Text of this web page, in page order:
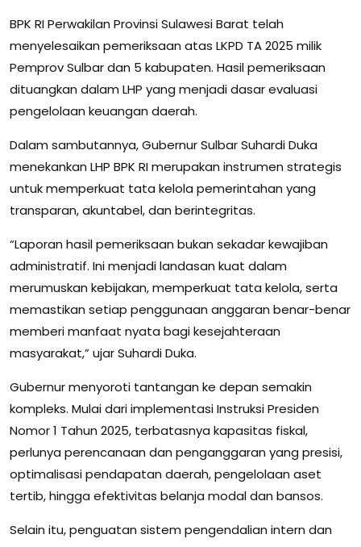
BPK RI Perwakilan Provinsi Sulawesi Barat telah
menyelesaikan pemeriksaan atas LKPD TA 2025 milik
Pemprov Sulbar dan 5 kabupaten. Hasil pemeriksaan
dituangkan dalam LHP yang menjadi dasar evaluasi
pengelolaan keuangan daerah.
Dalam sambutannya, Gubernur Sulbar Suhardi Duka
menekankan LHP BPK RI merupakan instrumen strategis
untuk memperkuat tata kelola pemerintahan yang
transparan, akuntabel, dan berintegritas.
“Laporan hasil pemeriksaan bukan sekadar kewajiban
administratif. Ini menjadi landasan kuat dalam
merumuskan kebijakan, memperkuat tata kelola, serta
memastikan setiap penggunaan anggaran benar-benar
memberi manfaat nyata bagi kesejahteraan
masyarakat,” ujar Suhardi Duka.
Gubernur menyoroti tantangan ke depan semakin
kompleks. Mulai dari implementasi Instruksi Presiden
Nomor 1 Tahun 2025, terbatasnya kapasitas fiskal,
perlunya perencanaan dan penganggaran yang presisi,
optimalisasi pendapatan daerah, pengelolaan aset
tertib, hingga efektivitas belanja modal dan bansos.
Selain itu, penguatan sistem pengendalian intern dan